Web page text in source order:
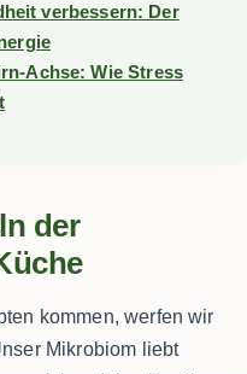
verbessern: Der
Achse: Wie Stress
der
kommen, werfen wir
Mikrobiom liebt